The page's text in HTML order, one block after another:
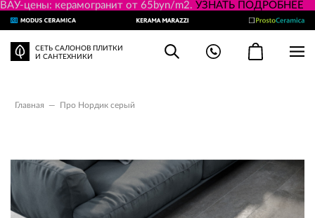
ВАУ-цены: керамогранит от 65byn/m2. УЗНАТЬ ПОДРОБНЕЕ
СЕТЬ САЛОНОВ ПЛИТКИ
И САНТЕХНИКИ
Главная — Про Нордик серый